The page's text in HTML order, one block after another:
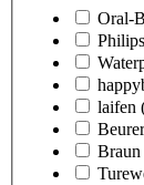
Oral-B
Philips
laifen
Beurer
Braun